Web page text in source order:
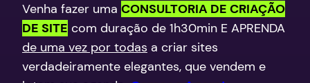
Venha fazer uma CONSULTORIA DE CRIAÇÃO
DE SITE com duração de 1h30min E APRENDA
de uma vez por todas a criar sites
verdadeiramente elegantes, que vendem e